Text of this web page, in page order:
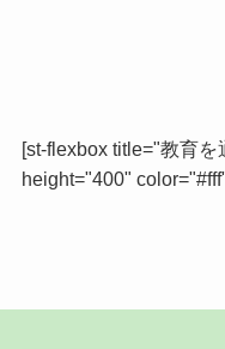
[st-flexbox title="教育
height="400"